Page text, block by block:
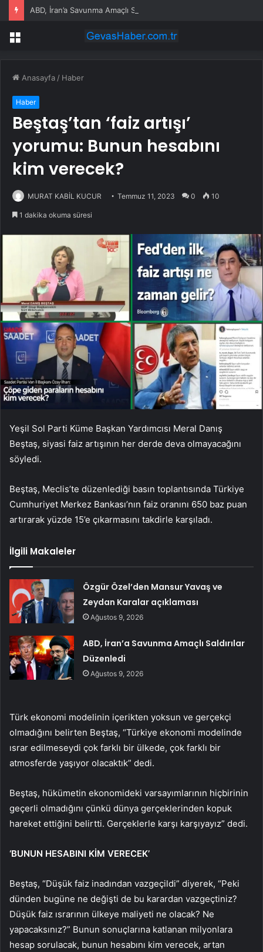
ABD, İran’a Savunma Amaçlı Saldırılar Düzenledi
Menü
Anasayfa / Haber
Haber
Beştaş’tan ‘faiz artışı’
yorumu: Bunun hesabını
kim verecek?
MURAT KABİL KUCUR Temmuz 11, 2023 0 10
1 dakika okuma süresi
Yeşil Sol Parti Küme Başkan Yardımcısı Meral Danış
Beştaş, siyasi faiz artışının her derde deva olmayacağını
söyledi.
Beştaş, Meclis’te düzenlediği basın toplantısında Türkiye
Cumhuriyet Merkez Bankası’nın faiz oranını 650 baz puan
artırarak yüzde 15’e çıkarmasını takdirle karşıladı.
İlgili Makaleler
Özgür Özel’den Mansur Yavaş ve
Zeydan Karalar açıklaması
Ağustos 9, 2026
ABD, İran’a Savunma Amaçlı Saldırılar
Düzenledi
Ağustos 9, 2026
Türk ekonomi modelinin içerikten yoksun ve gerçekçi
olmadığını belirten Beştaş, “Türkiye ekonomi modelinde
ısrar edilmeseydi çok farklı bir ülkede, çok farklı bir
atmosferde yaşıyor olacaktık” dedi.
Beştaş, hükümetin ekonomideki varsayımlarının hiçbirinin
geçerli olmadığını çünkü dünya gerçeklerinden kopuk
hareket ettiğini belirtti. Gerçeklerle karşı karşıyayız” dedi.
‘BUNUN HESABINI KİM VERECEK’
Beştaş, “Düşük faiz inadından vazgeçildi” diyerek, “Peki
dünden bugüne ne değişti de bu karardan vazgeçtiniz?
Düşük faiz ısrarının ülkeye maliyeti ne olacak? Ne
yapacaksınız?” Bunun sonuçlarına katlanan milyonlara
hesap sorulacak, bunun hesabını kim verecek, artan